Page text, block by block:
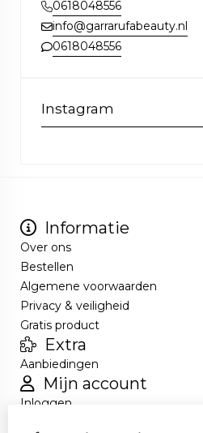
0618048556
info@garrarufabeauty.nl
0618048556
Instagram
Informatie
Over ons
Bestellen
Algemene voorwaarden
Privacy & veiligheid
Gratis product
Extra
Aanbiedingen
Mijn account
Inloggen